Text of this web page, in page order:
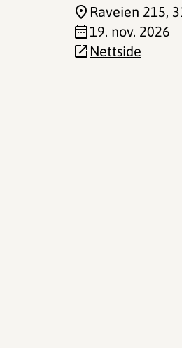
Raveien 215,
19. nov. 2026
Nettside